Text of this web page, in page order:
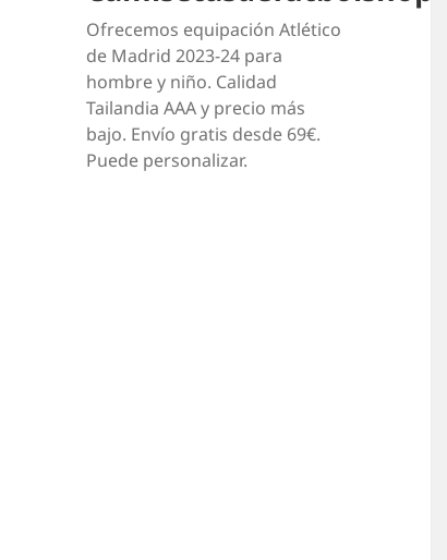
Ofrecemos equipación Atlético
de Madrid 2023-24 para
hombre y niño. Calidad
Tailandia AAA y precio más
bajo. Envío gratis desde 69€.
Puede personalizar.